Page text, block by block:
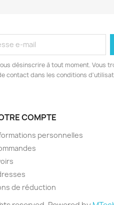
désinscrire à tout moment. Vous
contact dans les conditions
COMPTE
personnelles
de réduction